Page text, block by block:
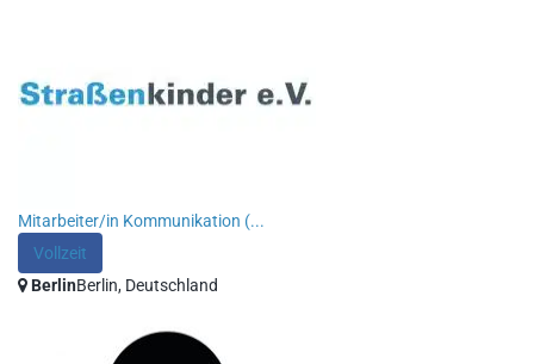
Mitarbeiter/in Kommunikation (...
Vollzeit
BerlinBerlin, Deutschland